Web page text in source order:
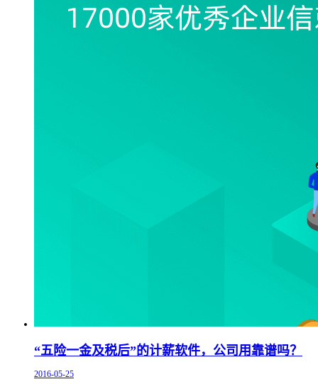
“五险一金及税后”的计薪软件，公司用靠谱吗？
2016-05-25